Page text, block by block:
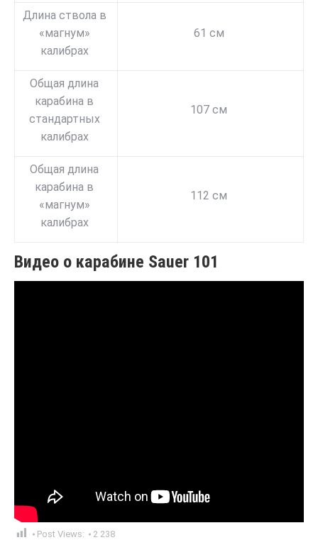
Длина ствола в
«магнум»
калибрах
61 см
Общая длина
карабина в
стандартных
калибрах
107 см
Общая длина
карабина в
«магнум»
калибрах
112 см
Видео о карабине Sauer 101
Post Views: 2 238